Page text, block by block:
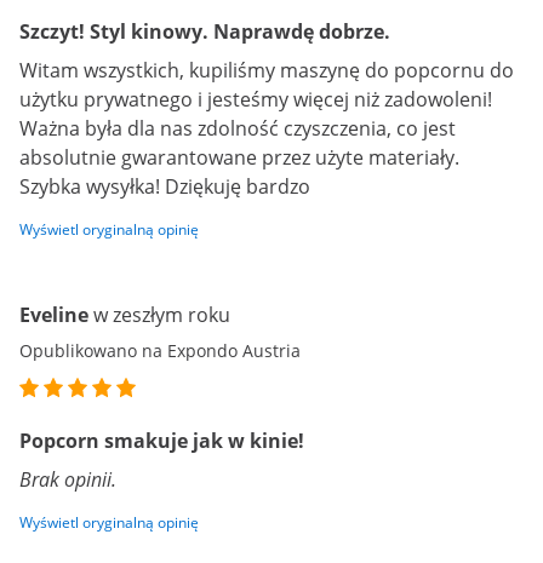
Szczyt! Styl kinowy. Naprawdę dobrze.
Witam wszystkich, kupiliśmy maszynę do popcornu do
użytku prywatnego i jesteśmy więcej niż zadowoleni!
Ważna była dla nas zdolność czyszczenia, co jest
absolutnie gwarantowane przez użyte materiały.
Szybka wysyłka! Dziękuję bardzo
Wyświetl oryginalną opinię
Evelinew zeszłym roku
Opublikowano na Expondo Austria
Popcorn smakuje jak w kinie!
Brak opinii.
Wyświetl oryginalną opinię